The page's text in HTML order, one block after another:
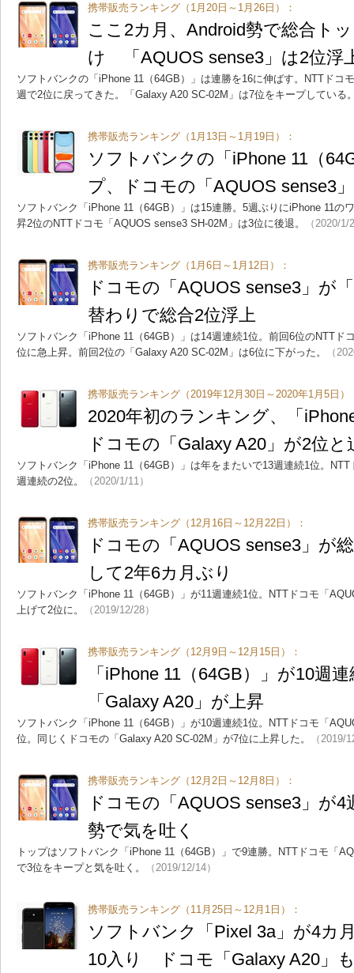
携帯販売ランキング（1月20日～1月26日）：
ここ2カ月、Android勢で総合ト
け 「AQUOS sense3」は2位浮
ソフトバンクの「iPhone 11（64GB）」は連勝を16に伸ばす。NTTドコ
週で2位に戻ってきた。「Galaxy A20 SC-02M」は7位をキープしている
携帯販売ランキング（1月13日～1月19日）：
ソフトバンクの「iPhone 11（
プ、ドコモの「AQUOS sense3
ソフトバンク「iPhone 11（64GB）」は15連勝。5週ぶりにiPhone 11の
昇2位のNTTドコモ「AQUOS sense3 SH-02M」は3位に後退。
（2020/1/
携帯販売ランキング（1月6日～1月12日）：
ドコモの「AQUOS sense3」が
替わりで総合2位浮上
ソフトバンク「iPhone 11（64GB）」は14週連続1位。前回6位のNTTド
位に急上昇。前回2位の「Galaxy A20 SC-02M」は6位に下がった。
（
携帯販売ランキング（2019年12月30日～2020年1月5日）
2020年初のランキング、「
ドコモの「Galaxy A20」が2位と
ソフトバンク「iPhone 11（64GB）」は年をまたいで13週連続1位。
週連続の2位。
（2020/1/11）
携帯販売ランキング（12月16日～12月22日）：
ドコモの「AQUOS sense3」が
して2年6カ月ぶり
ソフトバンク「iPhone 11（64GB）」が11週連続1位。NTTドコモ「
上げて2位に。
（2019/12/28）
携帯販売ランキング（12月9日～12月15日）：
「iPhone 11（64GB）」が10週
「Galaxy A20」が上昇
ソフトバンク「iPhone 11（64GB）」が10週連続1位。NTTドコモ「
位。同じくドコモの「Galaxy A20 SC-02M」が7位に上昇した。
（2019/
携帯販売ランキング（12月2日～12月8日）：
ドコモの「AQUOS sense3」が
勢で気を吐く
トップはソフトバンク「iPhone 11（64GB）」で9連勝。NTTドコモ「
で3位をキープと気を吐く。
（2019/12/14）
携帯販売ランキング（11月25日～12月1日）：
ソフトバンク「Pixel 3a」が4カ
10入り ドコモ「Galaxy A20」